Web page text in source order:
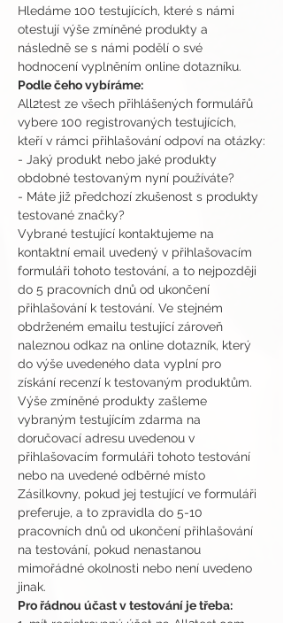
Hledáme 100 testujících, které s námi
otestují výše zmíněné produkty a
následně se s námi podělí o své
hodnocení vyplněním online dotazníku.
Podle čeho vybíráme:
All2test ze všech přihlášených formulářů
vybere 100 registrovaných testujících,
kteří v rámci přihlašování odpoví na otázky:
- Jaký produkt nebo jaké produkty
obdobné testovaným nyní používáte?
- Máte již předchozí zkušenost s produkty
testované značky?
Vybrané testující kontaktujeme na
kontaktní email uvedený v přihlašovacím
formuláři tohoto testování, a to nejpozději
do 5 pracovních dnů od ukončení
přihlašování k testování. Ve stejném
obdrženém emailu testující zároveň
naleznou odkaz na online dotazník, který
do výše uvedeného data vyplní pro
získání recenzí k testovaným produktům.
Výše zmíněné produkty zašleme
vybraným testujícím zdarma na
doručovací adresu uvedenou v
přihlašovacím formuláři tohoto testování
nebo na uvedené odběrné místo
Zásilkovny, pokud jej testující ve formuláři
preferuje, a to zpravidla do 5-10
pracovních dnů od ukončení přihlašování
na testování, pokud nenastanou
mimořádné okolnosti nebo není uvedeno
jinak.
Pro řádnou účast v testování je třeba: